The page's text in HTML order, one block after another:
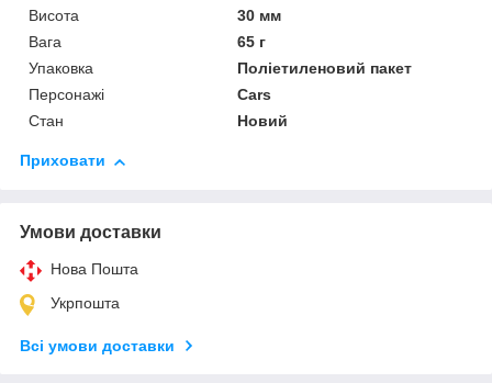
Висота
30 мм
Вага
65 г
Упаковка
Поліетиленовий пакет
Персонажі
Cars
Стан
Новий
Приховати
Умови доставки
Нова Пошта
Укрпошта
Всі умови доставки